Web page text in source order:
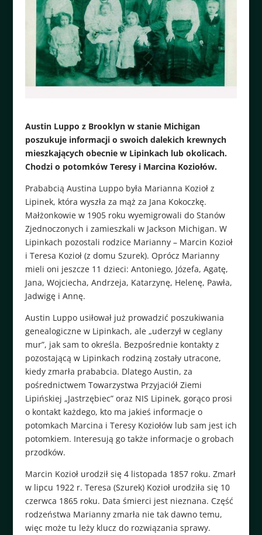
Austin Luppo z Brooklyn w stanie Michigan
poszukuje informacji o swoich dalekich krewnych
mieszkających obecnie w Lipinkach lub okolicach.
Chodzi o potomków Teresy i Marcina Koziołów.
Prababcią Austina Luppo była Marianna Kozioł z
Lipinek, która wyszła za mąż za Jana Kokoczkę.
Małżonkowie w 1905 roku wyemigrowali do Stanów
Zjednoczonych i zamieszkali w Jackson Michigan. W
Lipinkach pozostali rodzice Marianny – Marcin Kozioł
i Teresa Kozioł (z domu Szurek). Oprócz Marianny
mieli oni jeszcze 11 dzieci: Antoniego, Józefa, Agatę,
Jana, Wojciecha, Andrzeja, Katarzynę, Helenę, Pawła,
Jadwigę i Annę.
Austin Luppo usiłował już prowadzić poszukiwania
genealogiczne w Lipinkach, ale „uderzył w ceglany
mur”, jak sam to określa. Bezpośrednie kontakty z
pozostającą w Lipinkach rodziną zostały utracone,
kiedy zmarła prababcia. Dlatego Austin, za
pośrednictwem Towarzystwa Przyjaciół Ziemi
Lipińskiej „Jastrzębiec” oraz NIS Lipinek, gorąco prosi
o kontakt każdego, kto ma jakieś informacje o
potomkach Marcina i Teresy Koziołów lub sam jest ich
potomkiem. Interesują go także informacje o grobach
przodków.
Marcin Kozioł urodził się 4 listopada 1857 roku. Zmarł
w lipcu 1922 r. Teresa (Szurek) Kozioł urodziła się 10
czerwca 1865 roku. Data śmierci jest nieznana. Część
rodzeństwa Marianny zmarła nie tak dawno temu,
więc może tu leży klucz do rozwiązania sprawy.